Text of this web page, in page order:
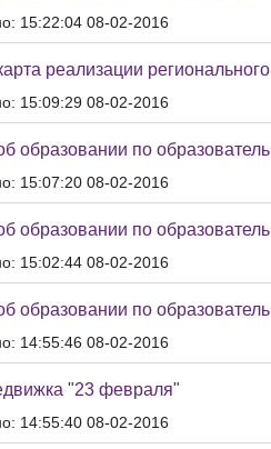
15:22:04 08-02-2016
реализации
15:09:29 08-02-2016
образовании по
15:07:20 08-02-2016
образовании по
15:02:44 08-02-2016
образовании по
14:55:46 08-02-2016
"23 февраля"
14:55:40 08-02-2016